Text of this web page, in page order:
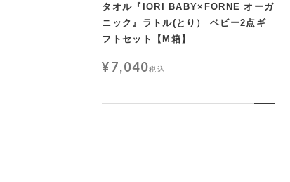
タオル『IORI BABY×FORNE オーガ
ニック』ラトル(とり） ベビー2点ギ
フトセット【M箱】
¥7,040税込